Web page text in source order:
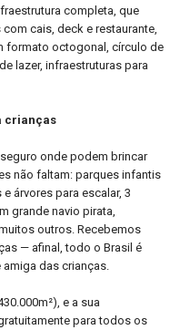
completa, que
cais, deck e restaurante,
formato octogonal, círculo de
lazer, infraestruturas para
crianças
onde podem brincar
não faltam: parques infantis
árvores para escalar, 3
grande navio pirata,
outros. Recebemos
— afinal, todo o Brasil é
das crianças.
e a sua
para todos os